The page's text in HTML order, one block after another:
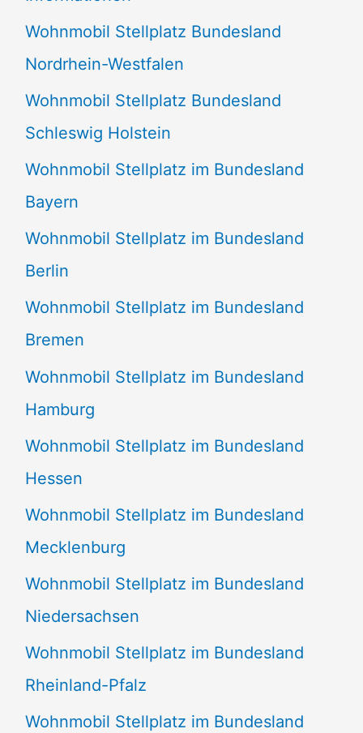
n
n
a
c
h
:
Wohnmobil Stellplatz Bundesland
Nordrhein-Westfalen
Wohnmobil Stellplatz Bundesland
Schleswig Holstein
Wohnmobil Stellplatz im Bundesland
Bayern
Wohnmobil Stellplatz im Bundesland
Berlin
Wohnmobil Stellplatz im Bundesland
Bremen
Wohnmobil Stellplatz im Bundesland
Hamburg
Wohnmobil Stellplatz im Bundesland
Hessen
Wohnmobil Stellplatz im Bundesland
Mecklenburg
Wohnmobil Stellplatz im Bundesland
Niedersachsen
Wohnmobil Stellplatz im Bundesland
Rheinland-Pfalz
Wohnmobil Stellplatz im Bundesland